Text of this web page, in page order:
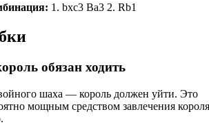
1. bxc3 Ba3 2. Rb1
обязан ходить
шаха — король должен уйти. Это
мощным средством завлечения короля